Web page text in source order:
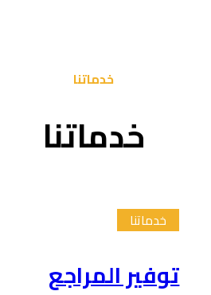
خدماتنا
خدماتنا
خدماتنا
توفير المراجع